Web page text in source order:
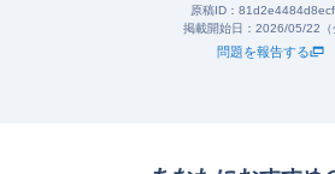
原稿ID：
掲載開始日： 2026/05/22（
問題を報告する